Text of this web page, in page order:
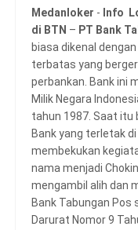
Medanloker - Info
di BTN – PT Bank
biasa dikenal
terbatas yang
perbankan. Bank ini
Milik Negara
tahun 1987. Saat itu
Bank yang terletak
membekukan
nama menjadi
mengambil alih dan
Bank Tabungan Pos
Darurat Nomor 9